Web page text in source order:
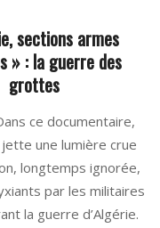
sections armes
» : la guerre des
grottes
ce documentaire,
une lumière crue
longtemps ignorée,
par les militaires
la guerre d’Algérie.